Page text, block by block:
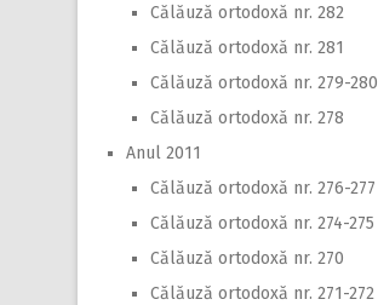
Călăuză ortodoxă nr. 282
Călăuză ortodoxă nr. 281
Călăuză ortodoxă nr. 279-280
Călăuză ortodoxă nr. 278
Anul 2011
Călăuză ortodoxă nr. 276-277
Călăuză ortodoxă nr. 274-275
Călăuză ortodoxă nr. 270
Călăuză ortodoxă nr. 271-272